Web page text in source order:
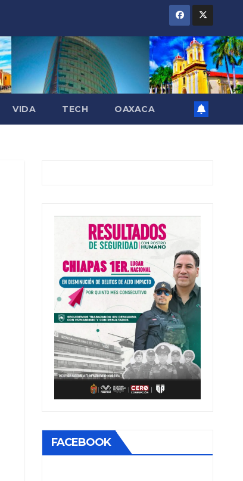
VIDA TECH OAXACA
FACEBOOK